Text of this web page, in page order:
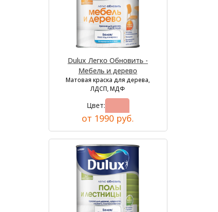
Dulux Легко Обновить -
Мебель и дерево
Матовая краска для дерева,
ЛДСП, МДФ
Цвет:
от 1990 руб.